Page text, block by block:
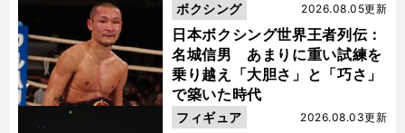
日本ボクシング世界王者列伝：
名城信男 あまりに重い試練を
乗り越え「大胆さ」と「巧さ」
で築いた時代
2026.08.05更新
ボクシング
2026.08.03更新
フィギュア